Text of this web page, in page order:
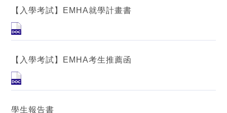
【入學考試】EMHA就學計畫書
【入學考試】EMHA考生推薦函
學生報告書